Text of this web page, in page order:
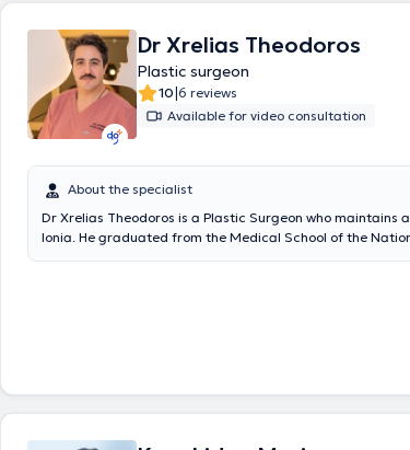
Dr Xrelias Theodoros
Plastic surgeon
10|6 reviews
Available for video consultation
About the specialist
Dr Xrelias Theodoros is a Plastic Surgeon who maintains
Ionia. He graduated from the Medical School of the
participating in humanitarian missions for the facial
deformities caused by NOMA disease. After 12 months in